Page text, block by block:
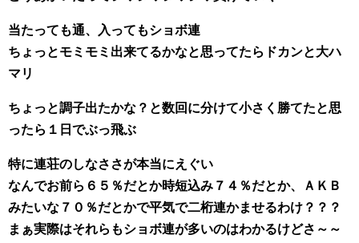
当たっても通、入ってもショボ連
ちょっとモミモミ出来てるかなと思ってたらドカンと大ハ
マリ
ちょっと調子出たかな？と数回に分けて小さく勝てたと思
ったら１日でぶっ飛ぶ
特に連荘のしなささが本当にえぐい
なんでお前ら６５％だとか時短込み７４％だとか、ＡＫＢ
みたいな７０％だとかで平気で二桁連かませるわけ？？？
まぁ実際はそれらもショボ連が多いのはわかるけどさ～～